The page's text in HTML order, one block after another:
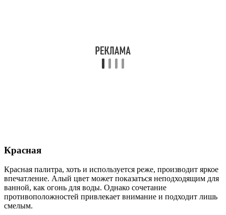
Красная
Красная палитра, хоть и используется реже, производит яркое
впечатление. Алый цвет может показаться неподходящим для
ванной, как огонь для воды. Однако сочетание
противоположностей привлекает внимание и подходит лишь
смелым.